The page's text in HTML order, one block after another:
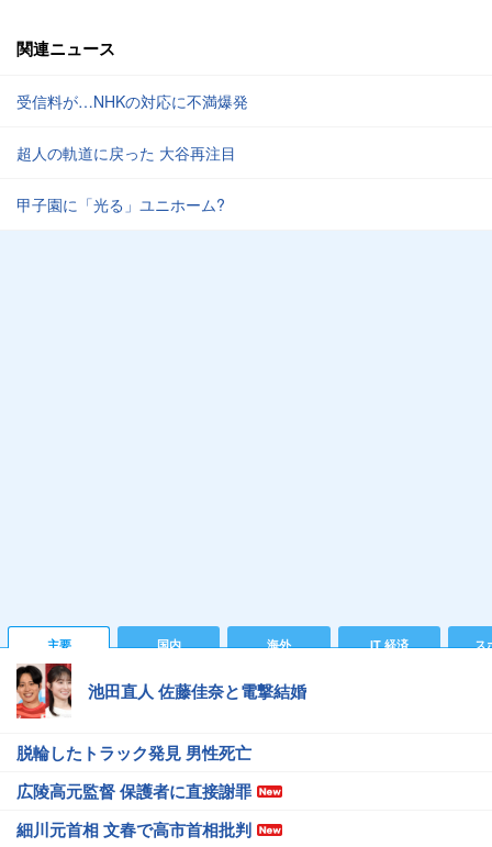
関連ニュース
受信料が…NHKの対応に不満爆発
超人の軌道に戻った 大谷再注目
甲子園に「光る」ユニホーム?
主要 国内 海外 IT 経済 ス
池田直人 佐藤佳奈と電撃結婚
脱輪したトラック発見 男性死亡
広陵高元監督 保護者に直接謝罪
細川元首相 文春で高市首相批判